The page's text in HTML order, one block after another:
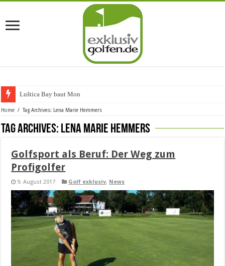
Luštica Bay baut Monteneg
Home / Tag Archives: Lena Marie Hemmers
Tag Archives: Lena Marie Hemmers
Golfsport als Beruf: Der Weg zum
Profigolfer
9. August 2017 Golf exklusiv, News